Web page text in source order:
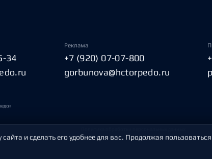
34
Реклама
+7 (920) 07-07-800
gorbunova@hctorpedo.ru
и сделать его удобнее для вас. Продолжая